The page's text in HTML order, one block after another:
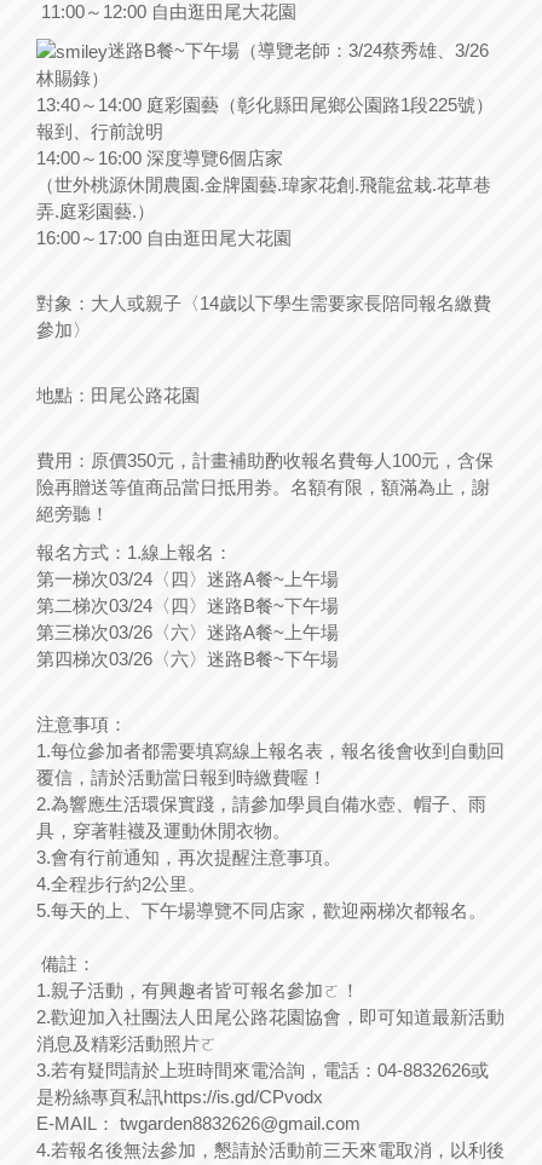
11:00～12:00 自由逛田尾大花園
迷路B餐~下午場（導覽老師：3/24蔡秀雄、3/26
林賜錄）
13:40～14:00 庭彩園藝（彰化縣田尾鄉公園路1段225號）
報到、行前說明
14:00～16:00 深度導覽6個店家
（世外桃源休閒農園.金牌園藝.瑋家花創.飛龍盆栽.花草巷
弄.庭彩園藝.）
16:00～17:00 自由逛田尾大花園
對象：大人或親子〈14歲以下學生需要家長陪同報名繳費
參加〉
地點：田尾公路花園
費用：原價350元，計畫補助酌收報名費每人100元，含保
險再贈送等值商品當日抵用劵。名額有限，額滿為止，謝
絕旁聽！
報名方式：1.線上報名：
第一梯次03/24〈四〉迷路A餐~上午場
第二梯次03/24〈四〉迷路B餐~下午場
第三梯次03/26〈六〉迷路A餐~上午場
第四梯次03/26〈六〉迷路B餐~下午場
注意事項：
1.每位參加者都需要填寫線上報名表，報名後會收到自動回
覆信，請於活動當日報到時繳費喔！
2.為響應生活環保實踐，請參加學員自備水壺、帽子、雨
具，穿著鞋襪及運動休閒衣物。
3.會有行前通知，再次提醒注意事項。
4.全程步行約2公里。
5.每天的上、下午場導覽不同店家，歡迎兩梯次都報名。
備註：
1.親子活動，有興趣者皆可報名參加ㄛ！
2.歡迎加入社團法人田尾公路花園協會，即可知道最新活動
消息及精彩活動照片ㄛ
3.若有疑問請於上班時間來電洽詢，電話：04-8832626或
是粉絲專頁私訊https://is.gd/CPvodx
E-MAIL： twgarden8832626@gmail.com
4.若報名後無法參加，懇請於活動前三天來電取消，以利後